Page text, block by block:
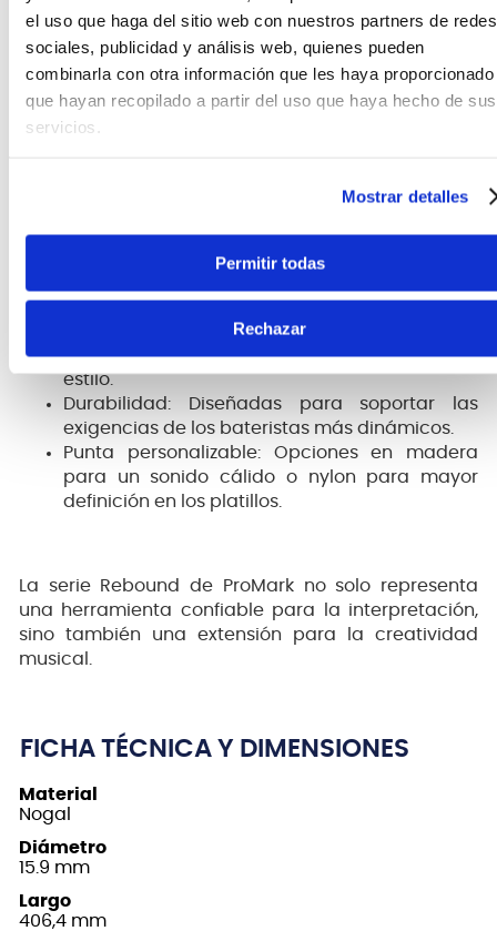
el uso que haga del sitio web con nuestros partners de redes
sociales, publicidad y análisis web, quienes pueden
combinarla con otra información que les haya proporcionado
que hayan recopilado a partir del uso que haya hecho de sus
servicios.
Mostrar detalles
Permitir todas
Rechazar
El diseño incluye un perfil ajustado para un rebote
mejorado, perfecto para técnicas avanzadas y
estilos que requieren mayor control dinámico. La
punta, disponible en madera o nylon, brinda una
articulación clara y definida, adaptándose a
Balance optimizado: El peso está distribuido
Hickory para mayor resistencia
Versatilidad: Disponible en varios tamaños (5A,
5B, 7A, entre otros) para adaptarse a cualquier
estilo.
Durabilidad: Diseñadas para soportar las
exigencias de los bateristas más dinámicos.
Punta personalizable: Opciones en madera
para un sonido cálido o nylon para mayor
definición en los platillos.
La serie Rebound de ProMark no solo representa
una herramienta confiable para la interpretación,
sino también una extensión para la creatividad
musical.
FICHA TÉCNICA Y DIMENSIONES
Material
Nogal
Diámetro
15.9 mm
Largo
406,4 mm